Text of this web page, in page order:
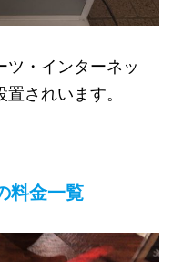
ツ・インターネッ
されいます。
料金一覧